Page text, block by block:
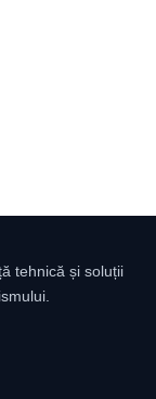
tehnică și soluții